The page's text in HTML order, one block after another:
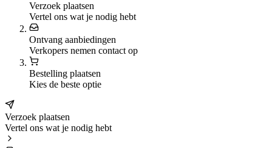
Verzoek plaatsen
Vertel ons wat je nodig hebt
Ontvang aanbiedingen
Verkopers nemen contact op
Bestelling plaatsen
Kies de beste optie
Verzoek plaatsen
Vertel ons wat je nodig hebt